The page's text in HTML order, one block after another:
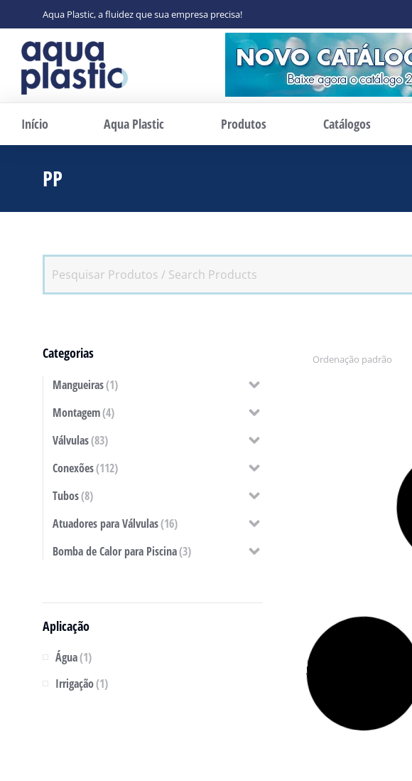
Aqua Plastic, a fluidez que sua empresa precisa!
Início Aqua Plastic Produtos Catálogos
PP
Categorias
Mangueiras(1)
Montagem(4)
Válvulas(83)
Conexões(112)
Tubos(8)
Atuadores para Válvulas(16)
Bomba de Calor para Piscina(3)
Aplicação
Água(1)
Irrigação(1)